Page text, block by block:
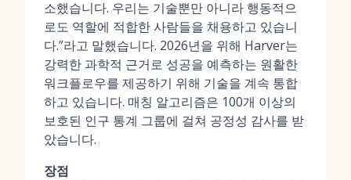
소했습니다. 우리는 기술뿐만 아니라 행동적으
로도 역할에 적합한 사람들을 채용하고 있습니
다.”라고 말했습니다. 2026년을 위해 Harver는
강력한 과학적 근거로 성공을 예측하는 원활한
워크플로우를 제공하기 위해 기술을 계속 통합
하고 있습니다. 매칭 알고리즘은 100개 이상의
보호된 인구 통계 그룹에 걸쳐 공정성 감사를 받
았습니다.
장점